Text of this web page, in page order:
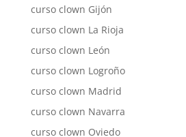
curso clown Gijón
curso clown La Rioja
curso clown León
curso clown Logroño
curso clown Madrid
curso clown Navarra
curso clown Oviedo